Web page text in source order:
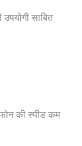
साबित
की स्पीड कम